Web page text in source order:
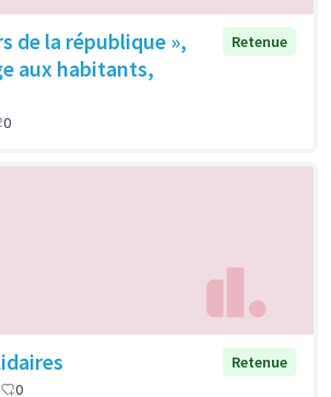
de la république »,
aux habitants,
Retenue
0
Retenue
0